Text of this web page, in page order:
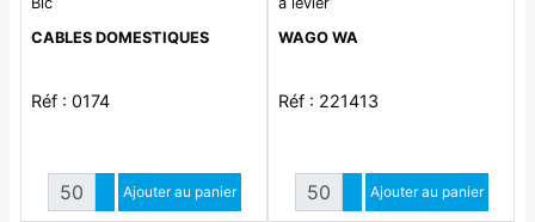
CABLES DOMESTIQUES
Réf : 0174
Quantité
Augmenter quantité
Diminuer quantité
Ajouter au panier
WAGO WA
Réf : 221413
Quantité
Augmenter quantité
Diminuer quantité
Ajouter au panier